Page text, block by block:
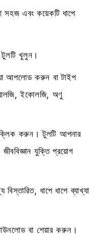
সহজ এবং কয়েকটি ধাপে
খুলুন।
আপলোড করুন বা টাইপ
ইকোলজি, অণু
করুন। টুলটি আপনার
যুক্তি প্রয়োগ
ধাপে ধাপে ব্যাখ্যা
বা শেয়ার করুন।